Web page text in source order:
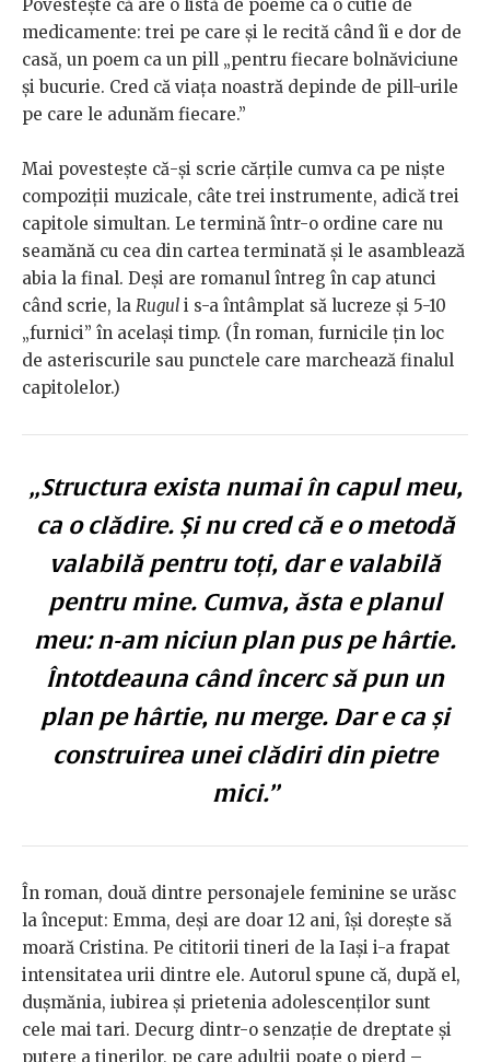
Povestește că are o listă de poeme ca o cutie de
medicamente: trei pe care și le recită când îi e dor de
casă, un poem ca un pill „pentru fiecare bolnăviciune
și bucurie. Cred că viața noastră depinde de pill-urile
pe care le adunăm fiecare.”
Mai povestește că-și scrie cărțile cumva ca pe niște
compoziții muzicale, câte trei instrumente, adică trei
capitole simultan. Le termină într-o ordine care nu
seamănă cu cea din cartea terminată și le asamblează
abia la final. Deși are romanul întreg în cap atunci
când scrie, la Rugul i s-a întâmplat să lucreze și 5-10
„furnici” în același timp. (În roman, furnicile țin loc
de asteriscurile sau punctele care marchează finalul
capitolelor.)
„Structura exista numai în capul meu,
ca o clădire. Și nu cred că e o metodă
valabilă pentru toți, dar e valabilă
pentru mine. Cumva, ăsta e planul
meu: n-am niciun plan pus pe hârtie.
Întotdeauna când încerc să pun un
plan pe hârtie, nu merge. Dar e ca și
construirea unei clădiri din pietre
mici.”
În roman, două dintre personajele feminine se urăsc
la început: Emma, deși are doar 12 ani, își dorește să
moară Cristina. Pe cititorii tineri de la Iași i-a frapat
intensitatea urii dintre ele. Autorul spune că, după el,
dușmănia, iubirea și prietenia adolescenților sunt
cele mai tari. Decurg dintr-o senzație de dreptate și
putere a tinerilor, pe care adulții poate o pierd –